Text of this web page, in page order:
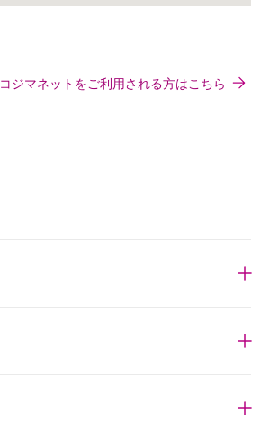
コジマネットをご利用される方はこちら